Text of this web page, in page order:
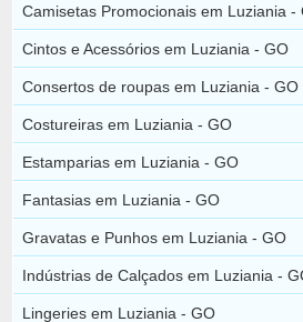
Camisetas Promocionais em Luziania -
Cintos e Acessórios em Luziania - GO
Consertos de roupas em Luziania - GO
Costureiras em Luziania - GO
Estamparias em Luziania - GO
Fantasias em Luziania - GO
Gravatas e Punhos em Luziania - GO
Indústrias de Calçados em Luziania -
Lingeries em Luziania - GO